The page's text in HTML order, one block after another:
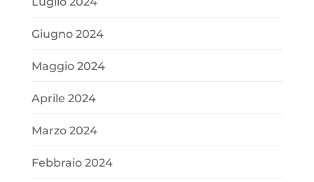
Giugno 2024
Maggio 2024
Aprile 2024
Marzo 2024
Febbraio 2024